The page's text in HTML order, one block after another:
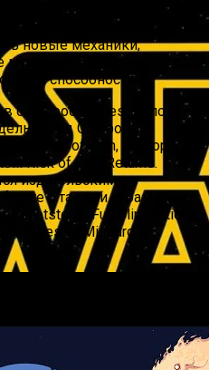
Returns обещает
обновленный код,
новые механики;
треки;
и их способности.
от Hopoo Games стало
назад Gearbox
на Risk of Rain, но Hopoo
Risk of Rain Returns.
издательским
с такими играми, как
Bulletstorm: Full Clip Edition,
Tribes of Midgard и